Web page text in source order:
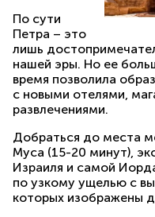
По сути
Петра – это
лишь
нашей эры. Но ее
время позволила
с новыми отелями,
развлечениями.
Добраться до места
Муса (15-20 минут),
Израиля и самой
по узкому ущелью с
которых изображены